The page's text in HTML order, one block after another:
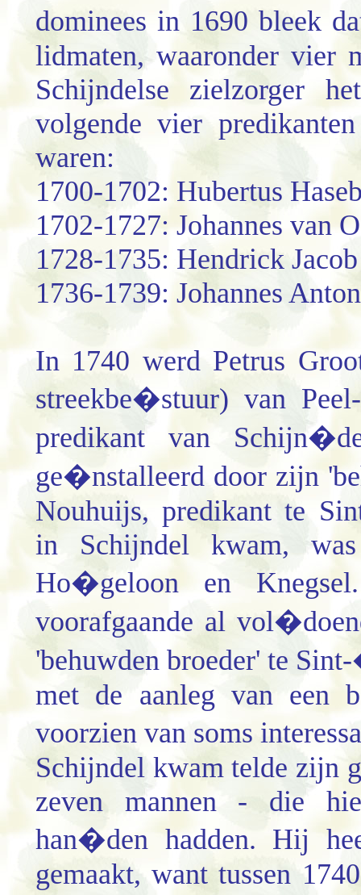
dominees in 1690 bleek
lidmaten, waaronder vier
Schijndelse zielzorger
volgende vier
waren:
1700-1702: Hubertus
1702-1727: Johannes van
1728-1735: Hendrick
1736-1739: Johannes
In 1740 werd Petrus
streekbe�stuur) van
predikant van
ge�nstalleerd door zijn
Nouhuijs, predikant te
in Schijndel kwam,
Ho�geloon en
voorafgaande al
'behuwden broeder' te
met de aanleg van een
voorzien van soms
Schijndel kwam telde zijn
zeven mannen - die
han�den hadden. Hij
gemaakt, want tussen